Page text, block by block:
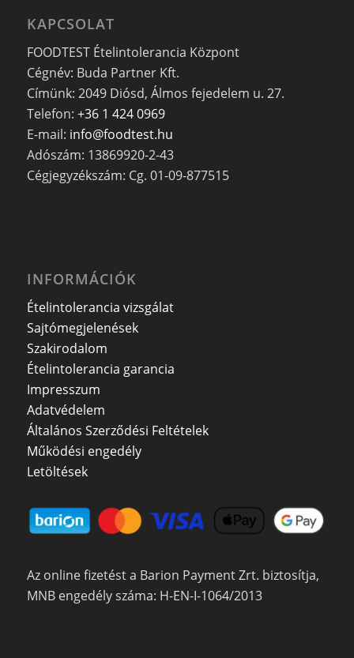
KAPCSOLAT
FOODTEST Ételintolerancia Központ
Cégnév: Buda Partner Kft.
Címünk: 2049 Diósd, Álmos fejedelem u. 27.
Telefon: +36 1 424 0969
E-mail: info@foodtest.hu
Adószám: 13869920-2-43
Cégjegyzékszám: Cg. 01-09-877515
INFORMÁCIÓK
Ételintolerancia vizsgálat
Sajtómegjelenések
Szakirodalom
Ételintolerancia garancia
Impresszum
Adatvédelem
Általános Szerződési Feltételek
Működési engedély
Letöltések
Az online fizetést a Barion Payment Zrt. biztosítja,
MNB engedély száma: H-EN-I-1064/2013